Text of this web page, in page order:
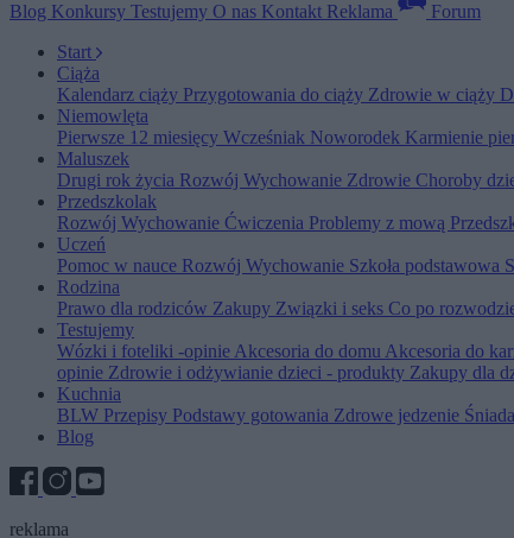
Blog Konkursy Testujemy O nas Kontakt Reklama
Forum
Start
Ciąża
Kalendarz ciąży Przygotowania do ciąży Zdrowie w ciąży
Niemowlęta
Pierwsze 12 miesięcy Wcześniak Noworodek Karmienie
Maluszek
Drugi rok życia Rozwój Wychowanie Zdrowie Choroby
Przedszkolak
Rozwój Wychowanie Ćwiczenia Problemy z mową
Uczeń
Pomoc w nauce Rozwój Wychowanie Szkoła podstawowa
Rodzina
Prawo dla rodziców Zakupy Związki i seks Co po
Testujemy
Wózki i foteliki -opinieAkcesoria do domu Akcesoria do
opinie Zdrowie i odżywianie dzieci - produkty Zakupy dla
Kuchnia
BLW Przepisy Podstawy gotowania Zdrowe jedzenie
Blog
reklama